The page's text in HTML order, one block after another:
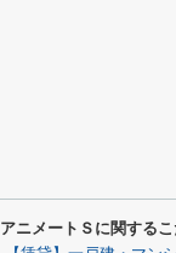
アニメートＳに関する